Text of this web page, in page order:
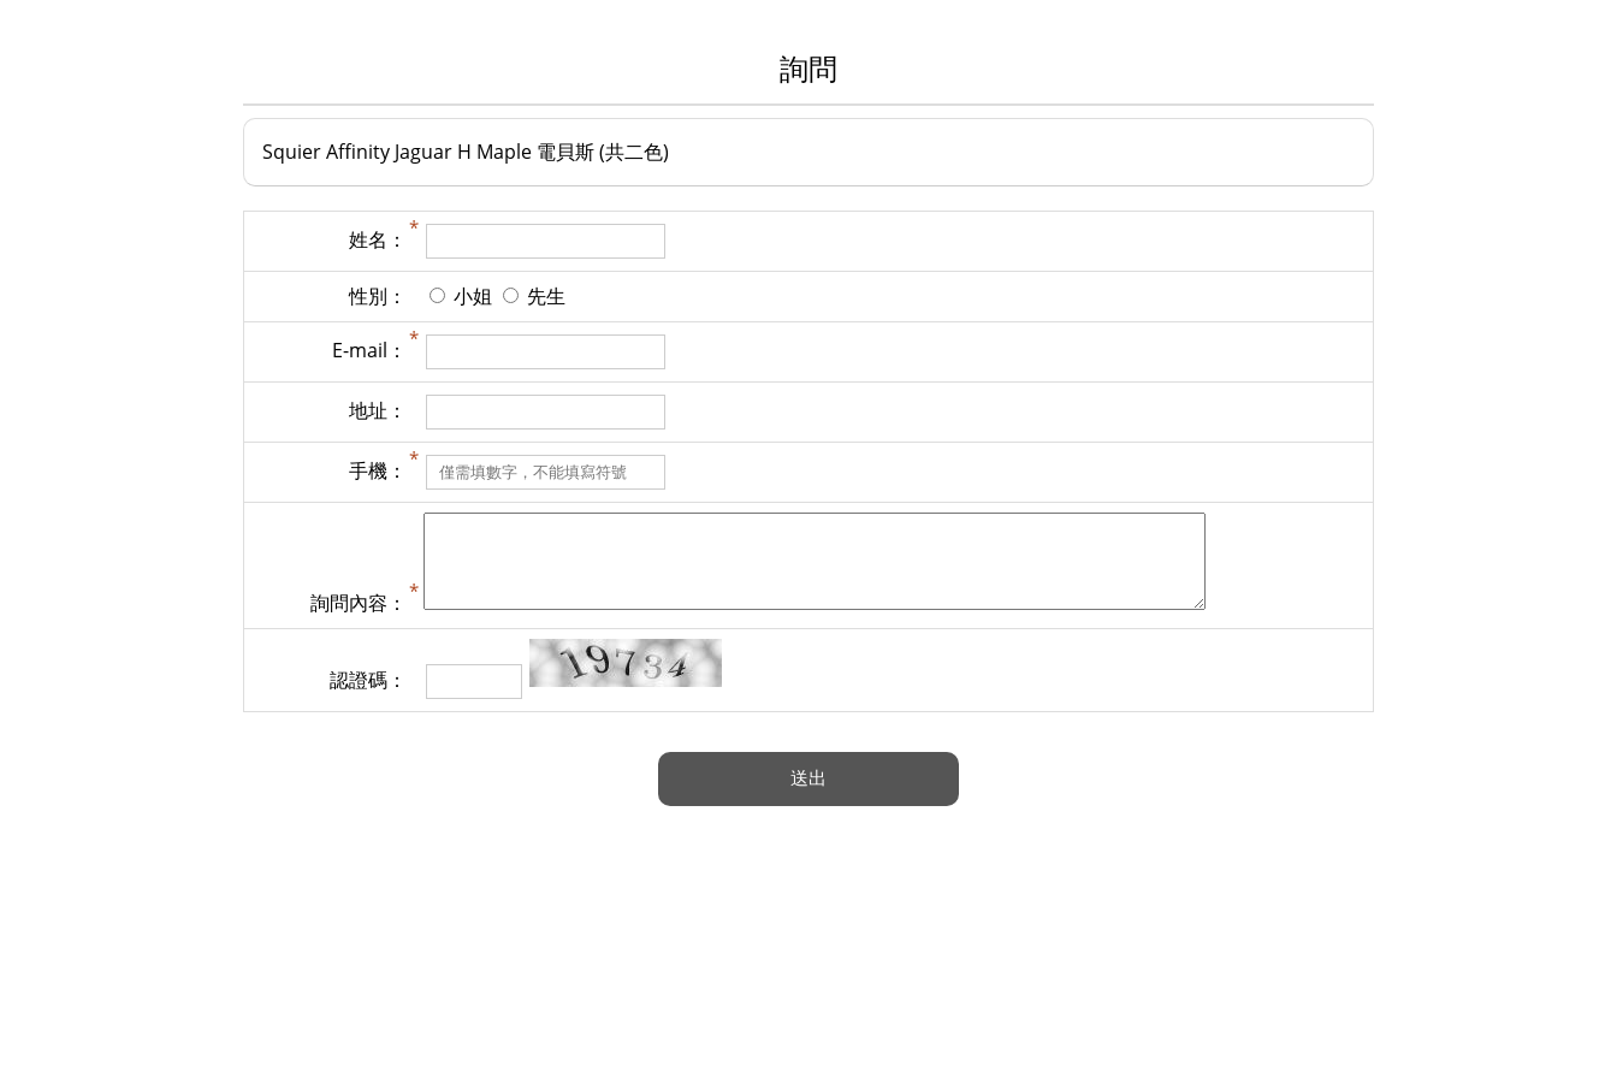
詢問
Squier Affinity Jaguar H Maple 電貝斯 (共二色)
姓名：
性別： 小姐 先生
E-mail：
地址：
手機：
詢問內容：
認證碼：